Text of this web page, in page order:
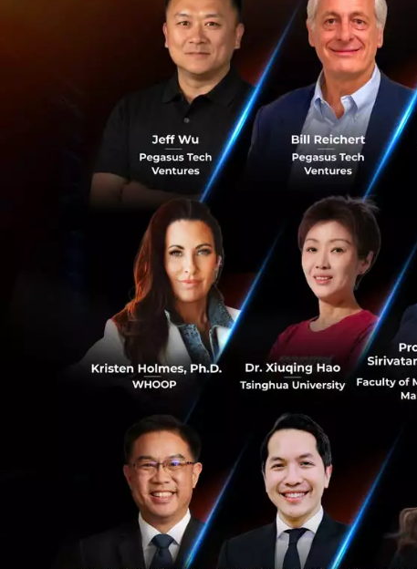
0
0
ยกตัวอย่างเช่น สา
ของตัวเองโดยตร
ไม่ผ่านหัวหน้าของ
กฏระเบียบแบบนี้
ที่ทำงานอยู่ในออฟ
เช่นเดียวกันกับก
เวลาสร้างรากฐา
สำหรับสตาร์ทอัป
หรือเว็บไซต์ จะเป็น
ตัวอย่างที่เห็นได้ชัด
กับประสบการณ์แบ
มันไม่มีคำถามเรื่อง
สร้างมัน ขณะที่สตา
ให้ผู้บริโภคลองเสี่ย
การศึกษาเส้นทางสู่